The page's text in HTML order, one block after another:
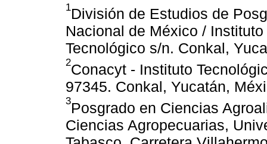
1División de Estudios de
Nacional de México /
Tecnológico s/n. Conkal,
2Conacyt - Instituto
97345. Conkal, Yucatán,
3Posgrado en Ciencias
Ciencias Agropecuarias,